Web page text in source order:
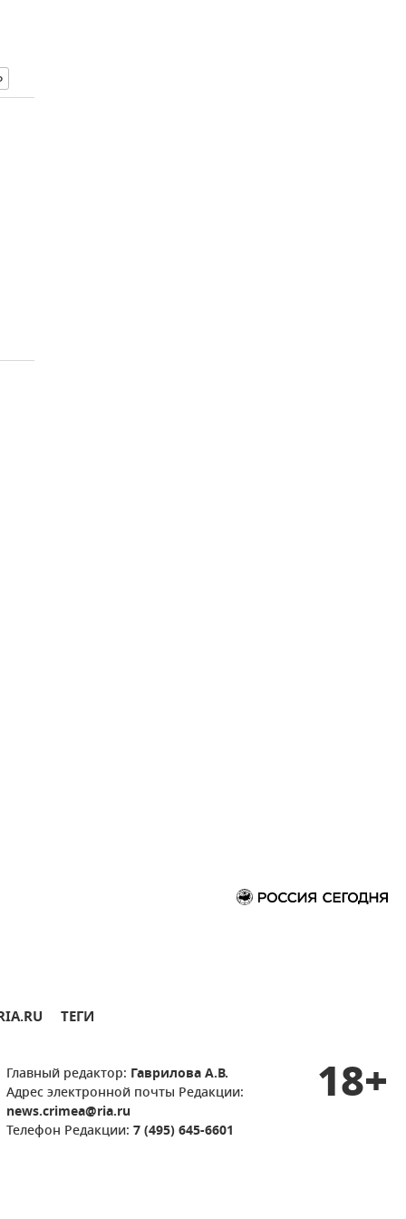
ТЕГИ
Главный редактор: Гаврилова А.В.
Адрес электронной почты Редакции:
news.crimea@ria.ru
Телефон Редакции: 7 (495) 645-6601
18+